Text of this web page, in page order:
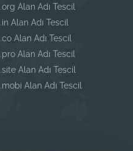
.org Alan Adı Tescil
.in Alan Adı Tescil
.co Alan Adı Tescil
.pro Alan Adı Tescil
.site Alan Adı Tescil
.mobi Alan Adı Tescil